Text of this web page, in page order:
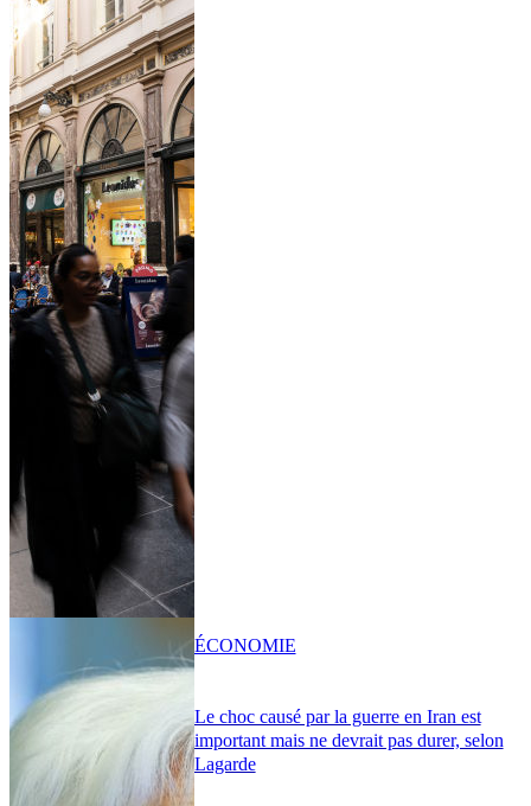
Le choc causé par la guerre en Iran est
important mais ne devrait pas durer, selon
Lagarde
ÉCONOMIE